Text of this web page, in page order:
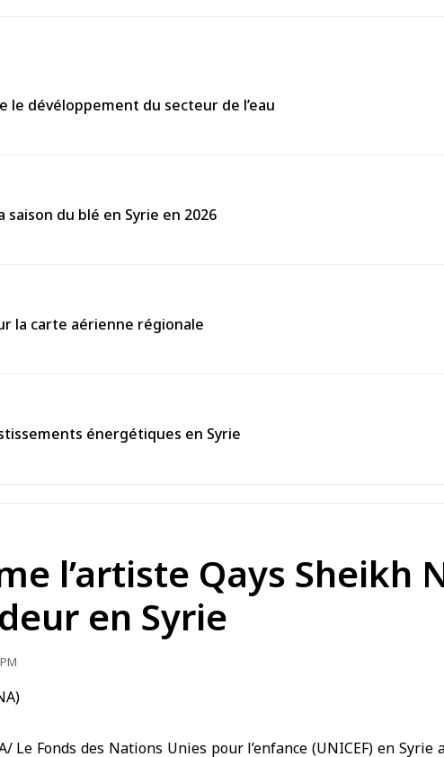
le dévéloppement du secteur de l’eau
du blé en Syrie en 2026
la carte aérienne régionale
énergétiques en Syrie
l’artiste Qays
en Syrie
Le Fonds des Nations Unies pour l’enfance (UNICEF) en Syrie